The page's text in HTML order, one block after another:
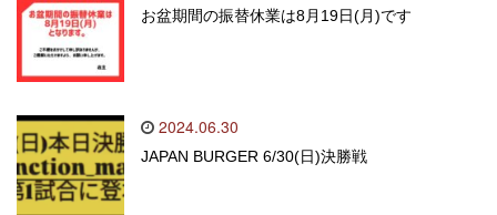
お盆期間の振替休業は8月19日(月)です
2024.06.30
JAPAN BURGER 6/30(日)決勝戦